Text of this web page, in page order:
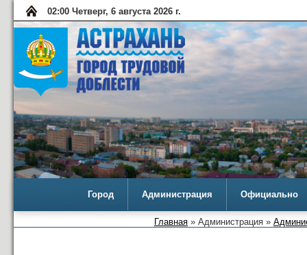
02:00 Четверг, 6 августа 2026 г.
Город Администрация Официально
Главная » Администрация »